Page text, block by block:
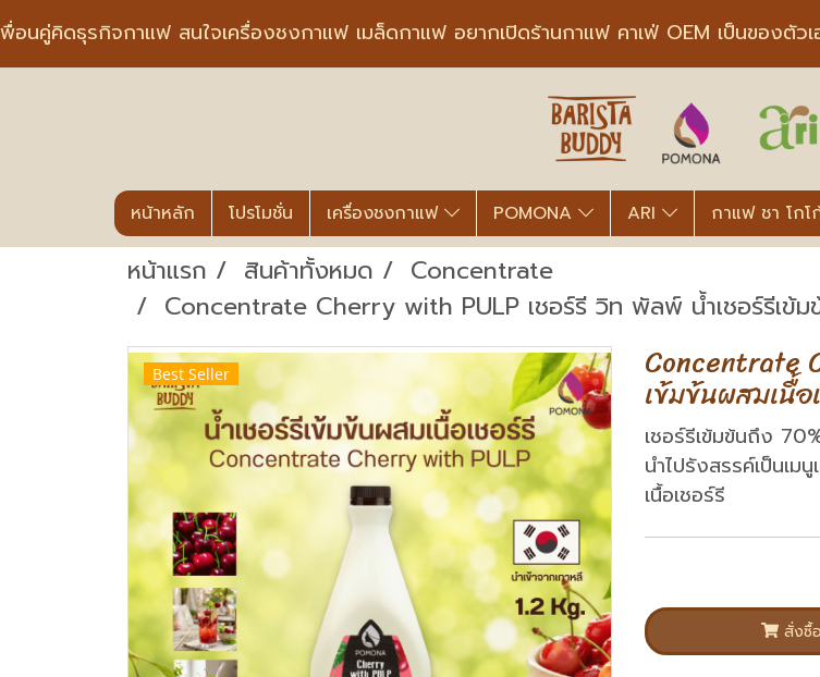
นคู่คิดธุรกิจกาแฟ สนใจเครื่องชงกาแฟ เมล็ดกาแฟ อยากเปิดร้านกาแฟ คาเฟ่ OEM เป็นของตัวเ
หน้าหลัก โปรโมชั่น เครื่องชงกาแฟ POMONA ARI กาแฟ ชา โกโ
หน้าแรก สินค้าทั้งหมด
Concentrate
Concentrate Cherry with PULP เชอร์รี วิท พัลพ์ น้ำเชอร์รีเข้ม
Best Seller Concentrate
เข้มข้นผสมเนื้อ
เชอร์รีเข้มข้นถึง
นำไปรังสรรค์เป็นเม
เนื้อเชอร์รี
สั่งซื้